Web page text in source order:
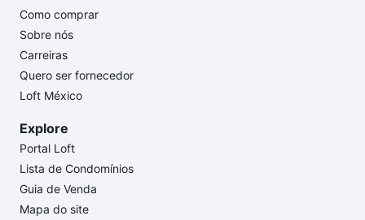
Como comprar
Sobre nós
Carreiras
Quero ser fornecedor
Loft México
Explore
Portal Loft
Lista de Condomínios
Guia de Venda
Mapa do site